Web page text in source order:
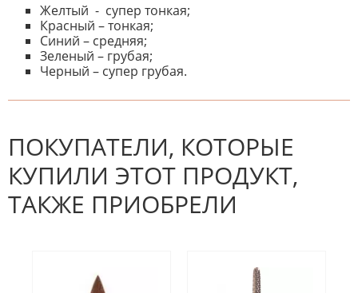
Желтый - супер тонкая;
Красный – тонкая;
Синий – средняя;
Зеленый – грубая;
Черный – супер грубая.
К настоящему времени нет
отзыв.
ПОКУПАТЕЛИ, КОТОРЫЕ
КУПИЛИ ЭТОТ ПРОДУКТ,
ТАКЖЕ ПРИОБРЕЛИ